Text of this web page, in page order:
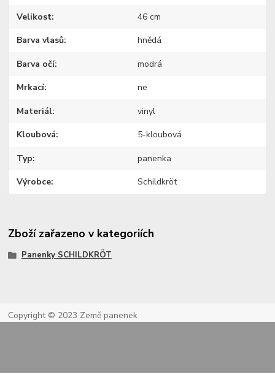
Velikost 46 cm
Barva vlasů hnědá
Barva očí modrá
Mrkací ne
Materiál vinyl
Kloubová 5-kloubová
Typ panenka
Výrobce Schildkröt
Zboží zařazeno v kategoriích
Panenky SCHILDKRÖT
Copyright © 2023 Země panenek